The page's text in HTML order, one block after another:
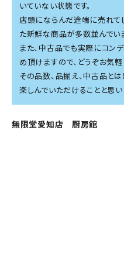
いていない状態です。
店頭にならんだ途端に売れて
た新鮮な商品が多数並んでいま
また、中古品でも実際にコン
め頂けますので、どうぞお気
その品数、品揃え、中古品と
楽しんでいただけることと思い
無限堂愛知店 厨房館